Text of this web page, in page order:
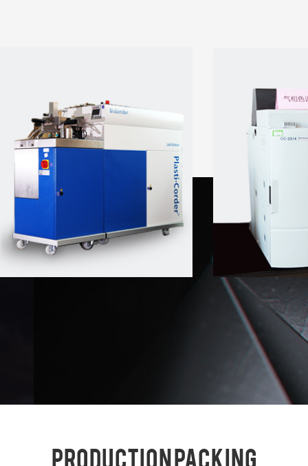
Production packing